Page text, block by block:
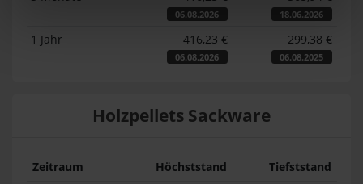
06.08.2026 18.06.2026
1 Jahr 416,23 €
06.08.2026
299,38 €
06.08.2025
Holzpellets Sackware
Zeitraum Höchststand
Tiefststand